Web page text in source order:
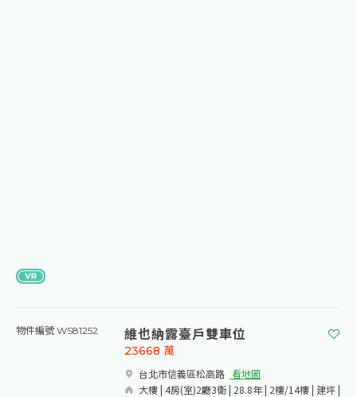
物件編號 WS81252 維也納露臺戶雙車位
台北市信義區松高路​ 看地圖
大樓 | 4房(室)2廳3衛 | 28.8年 | 2樓/14樓 | 建坪 |
23668 萬